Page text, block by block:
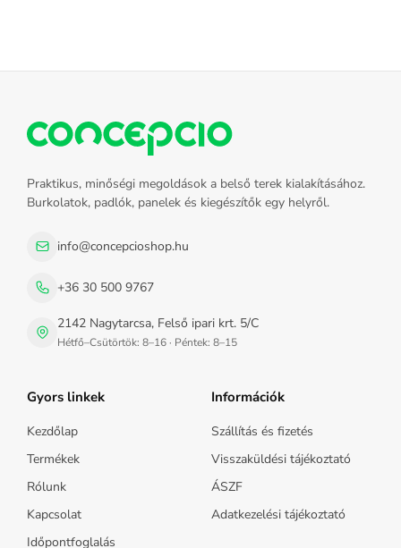
Praktikus, minőségi megoldások a belső terek kialakításához.
Burkolatok, padlók, panelek és kiegészítők egy helyről.
info@concepcioshop.hu
+36 30 500 9767
2142 Nagytarcsa, Felső ipari krt. 5/C
Hétfő–Csütörtök: 8–16 · Péntek: 8–15
Gyors linkek
Kezdőlap
Termékek
Rólunk
Kapcsolat
Időpontfoglalás
Információk
Szállítás és fizetés
Visszaküldési tájékoztató
ÁSZF
Adatkezelési tájékoztató